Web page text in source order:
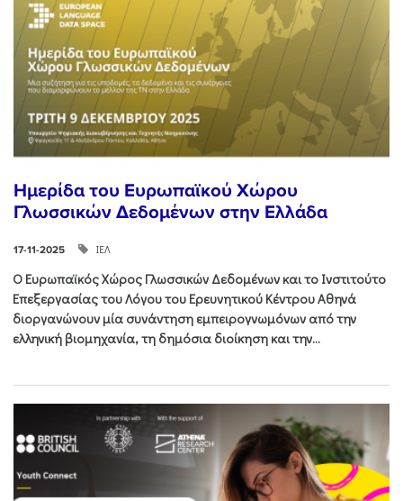
Ημερίδα του Ευρωπαϊκού Χώρου
Γλωσσικών Δεδομένων στην Ελλάδα
17-11-2025 ΙΕΛ
Ο Ευρωπαϊκός Χώρος Γλωσσικών Δεδομένων και το Ινστιτούτο
Επεξεργασίας του Λόγου του Ερευνητικού Κέντρου Αθηνά
διοργανώνουν μία συνάντηση εμπειρογνωμόνων από την
ελληνική βιομηχανία, τη δημόσια διοίκηση και την...